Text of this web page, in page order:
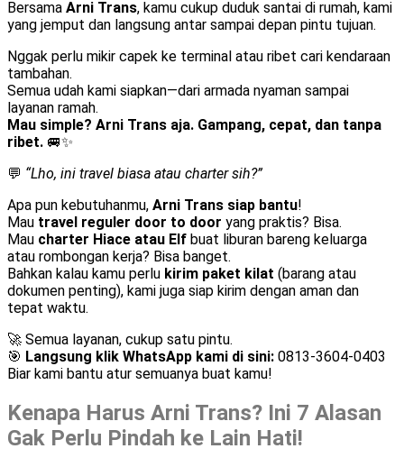
Bersama Arni Trans, kamu cukup duduk santai di rumah, kami
yang jemput dan langsung antar sampai depan pintu tujuan.
Nggak perlu mikir capek ke terminal atau ribet cari kendaraan
tambahan.
Semua udah kami siapkan—dari armada nyaman sampai
layanan ramah.
Mau simple? Arni Trans aja. Gampang, cepat, dan tanpa
ribet. 🚐✨
💬 “Lho, ini travel biasa atau charter sih?”
Apa pun kebutuhanmu, Arni Trans siap bantu!
Mau travel reguler door to door yang praktis? Bisa.
Mau charter Hiace atau Elf buat liburan bareng keluarga
atau rombongan kerja? Bisa banget.
Bahkan kalau kamu perlu kirim paket kilat (barang atau
dokumen penting), kami juga siap kirim dengan aman dan
tepat waktu.
🚀 Semua layanan, cukup satu pintu.
🎯 Langsung klik WhatsApp kami di sini: 0813-3604-0403
Biar kami bantu atur semuanya buat kamu!
Kenapa Harus Arni Trans? Ini 7 Alasan
Gak Perlu Pindah ke Lain Hati!